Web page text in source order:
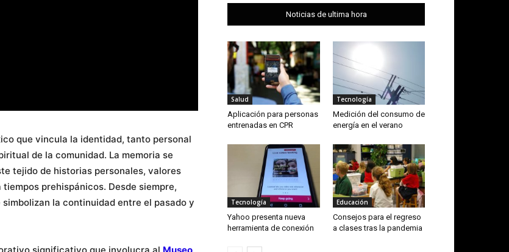
que vincula la identidad, tanto personal
de la comunidad. La memoria se
tejido de historias personales, valores
prehispánicos. Desde siempre,
la continuidad entre el pasado y
significativo que involucra al Museo
Noticias de ultima hora
Salud
Aplicación para personas
entrenadas en CPR
Tecnología
Medición del consumo de
energía en el verano
Tecnología
Yahoo presenta nueva
herramienta de conexión
Educación
Consejos para el regreso
a clases tras la pandemia